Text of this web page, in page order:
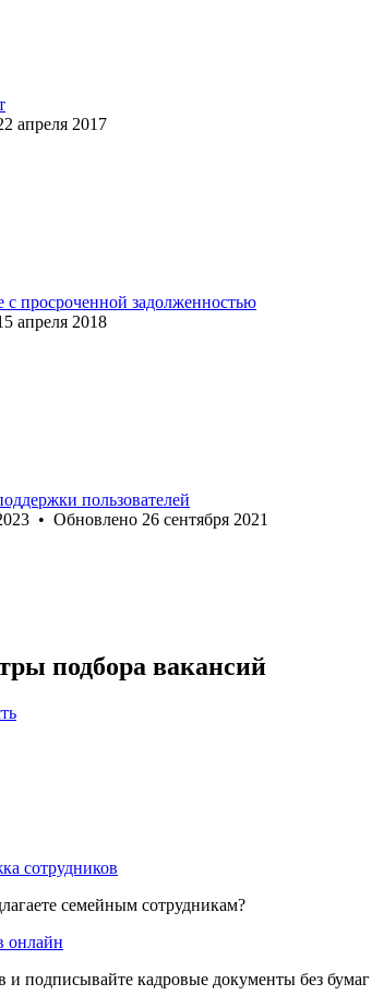
апреля 2017
с просроченной задолженностью
апреля 2018
пользователей
• Обновлено 26 сентября 2021
подбора вакансий
сотрудников
семейным сотрудникам?
онлайн
и подписывайте кадровые документы без